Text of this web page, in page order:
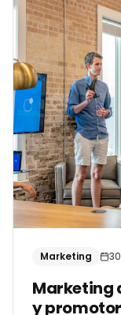
Marketing
Marketing
y